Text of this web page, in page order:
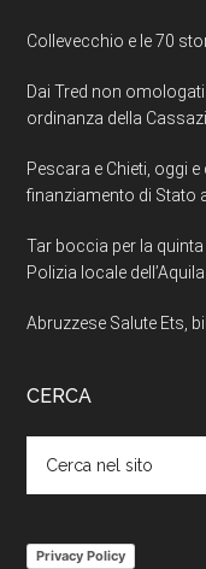
Collevecchio e le 70
Dai Tred non
ordinanza della
Pescara e Chieti, oggi
finanziamento di Stato
Tar boccia per la
Polizia locale dell’Aquila
Abruzzese Salute Ets,
CERCA
nel
sito
Privacy Policy